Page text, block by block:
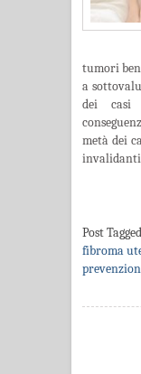
tumori
a
dei casi
metà dei
Post
fibroma